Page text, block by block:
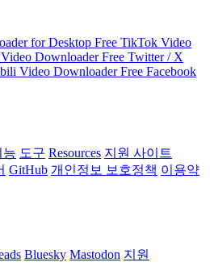
for Desktop Free TikTok Video
Video DownloaderFree Twitter / X
Video DownloaderFree Facebook
능 도구 Resources 지원 사이트
GitHub 개인정보 보호정책 이용약
Bluesky Mastodon 지원